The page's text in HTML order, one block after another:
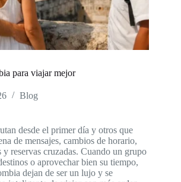
para viajar mejor
Blog
desde el primer día y otros que
de mensajes, cambios de horario,
y reservas cruzadas. Cuando un grupo
o aprovechar bien su tiempo,
dejan de ser un lujo y se